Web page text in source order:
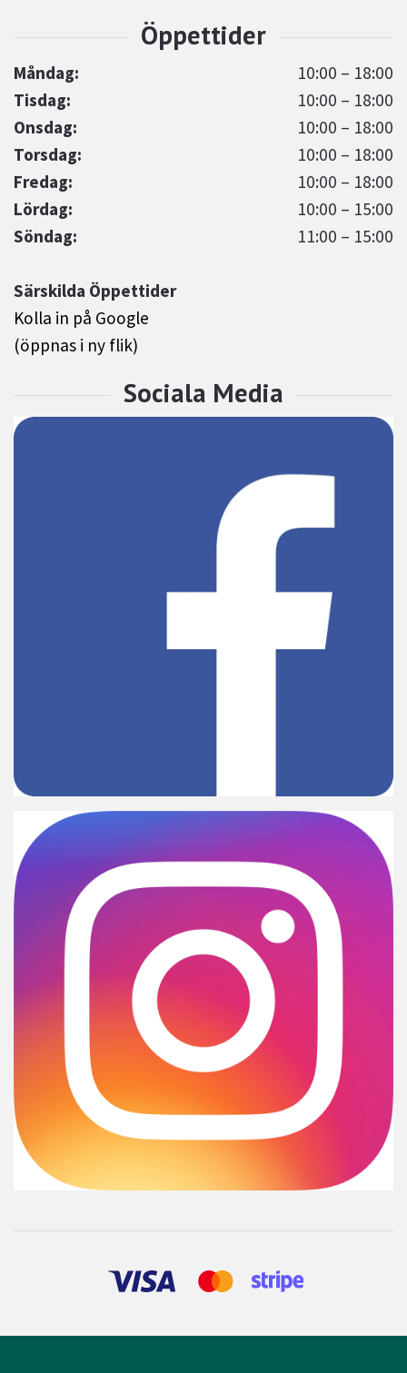
Måndag:
10:00 – 18:00
Tisdag:
10:00 – 18:00
Onsdag:
10:00 – 18:00
Torsdag:
10:00 – 18:00
Fredag:
10:00 – 18:00
Lördag:
10:00 – 15:00
Söndag:
11:00 – 15:00
Särskilda Öppettider
Kolla in på Google
(öppnas i ny flik)